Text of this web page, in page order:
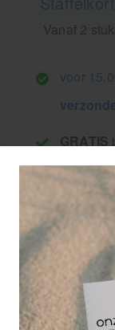
Vanaf 2
voor
GRATIS
14
30 jaar